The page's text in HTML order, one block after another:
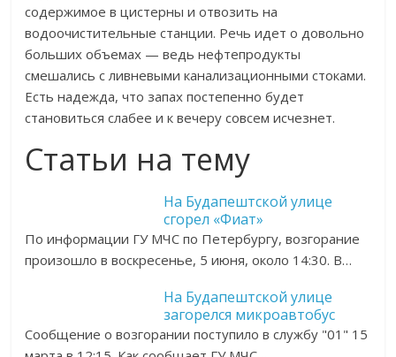
содержимое в цистерны и отвозить на
водоочистительные станции. Речь идет о довольно
больших объемах — ведь нефтепродукты
смешались с ливневыми канализационными стоками.
Есть надежда, что запах постепенно будет
становиться слабее и к вечеру совсем исчезнет.
Статьи на тему
На Будапештской улице
сгорел «Фиат»
По информации ГУ МЧС по Петербургу, возгорание
произошло в воскресенье, 5 июня, около 14:30. В…
На Будапештской улице
загорелся микроавтобус
Сообщение о возгорании поступило в службу "01" 15